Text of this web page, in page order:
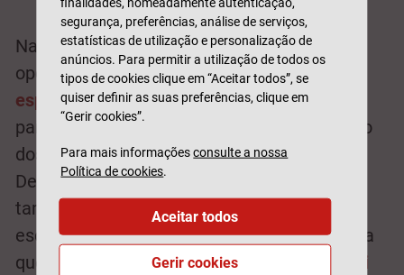
Na Generali Tranquilidadepode encontrar
opções sem franquia e umarede
especializada de oficinasde Norte a Sul do
país, que estão preparadas para a reparação
dos vidros do seu carro quando necessitar.
Dependendo do seguro contratado, poderá
também reparar o vidro numa oficina à sua
escolha. Ainda, saiba que poderá participar a
quebra de vidros através da
app da Generali
segurança, preferências, análise de serviços,
estatísticas de utilização e personalização de
anúncios. Para permitir a utilização de todos os
tipos de cookies clique em “Aceitar todos”, se
quiser definir as suas preferências, clique em
“Gerir cookies”.
Para mais informaçõesconsulte a nossa
Política de cookies.
Gerir cookies
Aceitar todos